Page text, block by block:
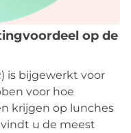
op de
is bijgewerkt voor
voor hoe
krijgen op lunches
u de meest